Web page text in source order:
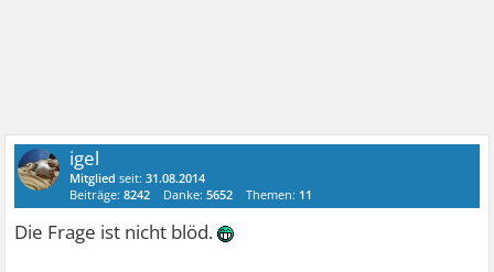
igel
Mitglied seit:31.08.2014
Beiträge:8242 Danke:5652 Themen: 11
Die Frage ist nicht blöd.